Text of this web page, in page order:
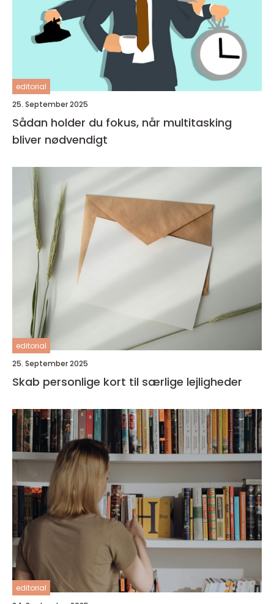
editorial
25. September 2025
Sådan holder du fokus, når multitasking
bliver nødvendigt
editorial
25. September 2025
Skab personlige kort til særlige lejligheder
editorial